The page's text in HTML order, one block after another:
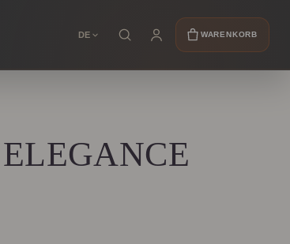
DE WARENKORB